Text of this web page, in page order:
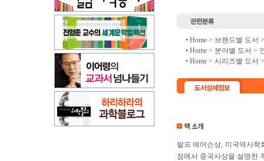
• Home > 브랜드별 도서
• Home > 분야별 도서 >
• Home > 시리즈별 도서
랄프 에머슨상, 미국역사
점에서 중국사상을 설명한